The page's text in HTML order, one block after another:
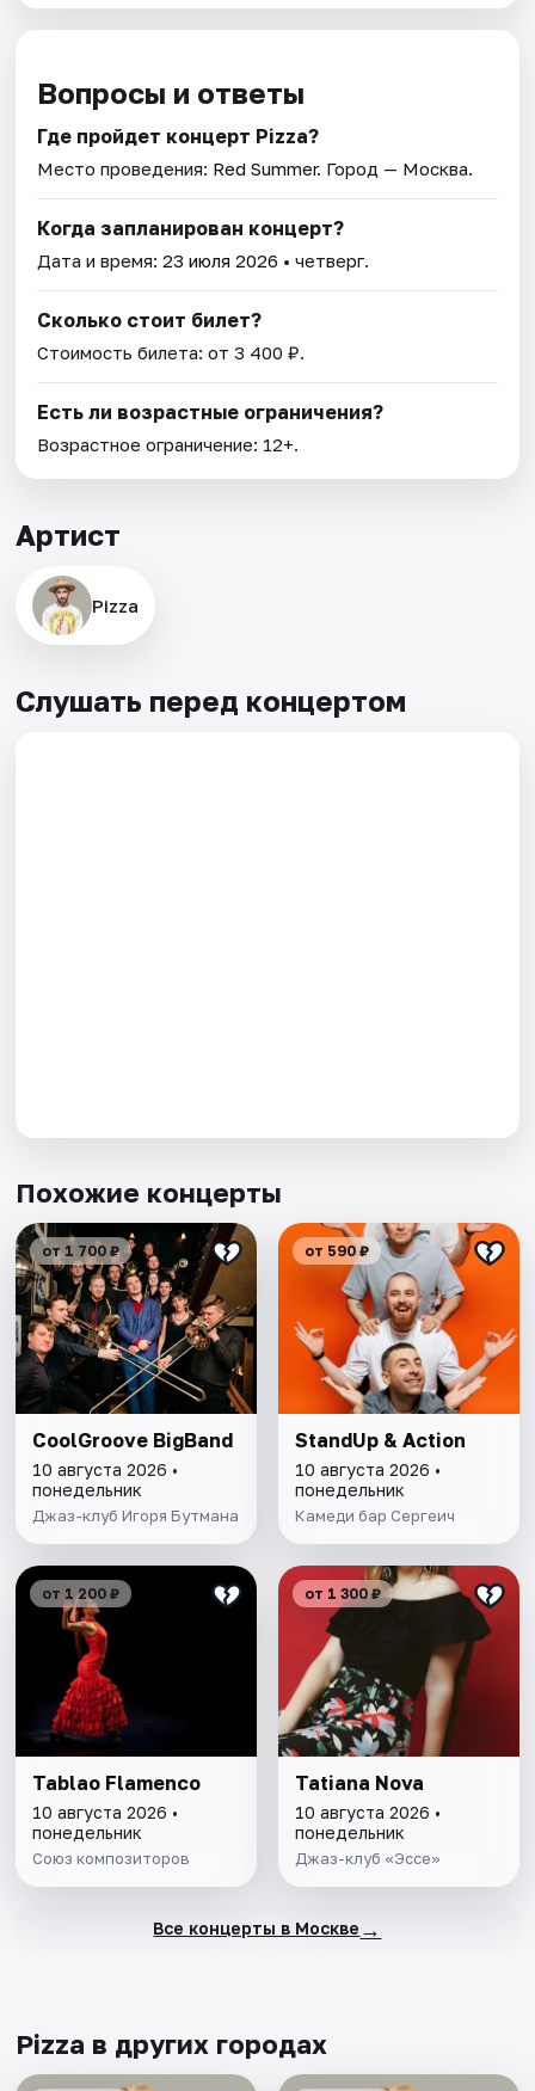
Вопросы и ответы
Где пройдет концерт Pizza?
Место проведения: Red Summer. Город — Москва.
Когда запланирован концерт?
Дата и время:23 июля 2026 • четверг.
Сколько стоит билет?
Стоимость билета: от 3 400 ₽.
Есть ли возрастные ограничения?
Возрастное ограничение: 12+.
Артист
Pizza
Слушать перед концертом
Похожие концерты
от 1 700 ₽
CoolGroove BigBand
10 августа 2026 •
понедельник
Джаз-клуб Игоря Бутмана
от 590 ₽
StandUp & Action
10 августа 2026 •
понедельник
Камеди бар Сергеич
от 1 200 ₽
Tablao Flamenсo
10 августа 2026 •
понедельник
Союз композиторов
от 1 300 ₽
Tatiana Nova
10 августа 2026 •
понедельник
Джаз-клуб «Эссе»
Все концерты в Москве →
Pizza в других городах